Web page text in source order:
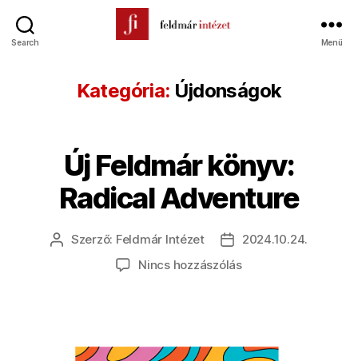
Search Menü
Kategória: Újdonságok
Új Feldmár könyv:
Radical Adventure
Bejegyzés
Szerző: Feldmár Intézet
Bejegyzés
dátuma
2024.10.24.
Nincs hozzászólása(z)
Adventure